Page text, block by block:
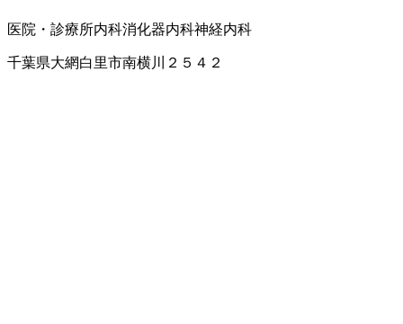
医院・診療所内科消化器内科神経内科
千葉県大網白里市南横川２５４２